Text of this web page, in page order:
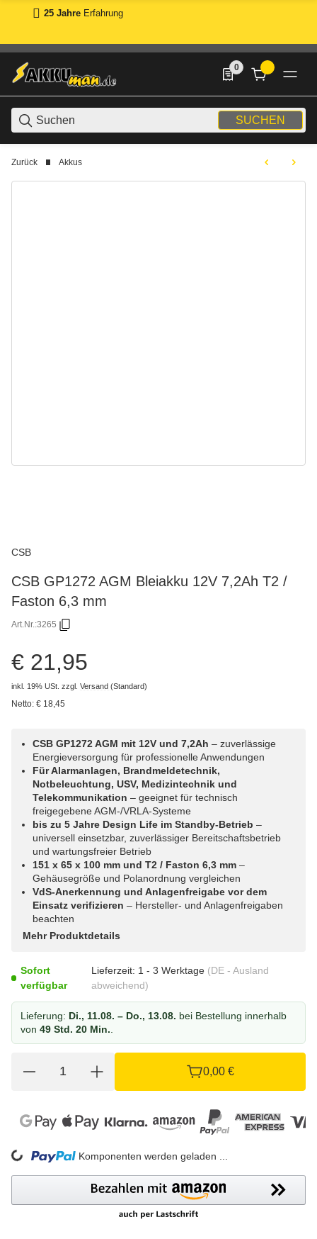
25 Jahre Erfahrung
SUCHEN
0
0 Produkte in der
Zurück Akkus
CSB
CSB GP1272 AGM Bleiakku 12V 7,2Ah T2 /
Faston 6,3 mm
Art.Nr.:3265
€ 21,95
inkl. 19% USt. zzgl. Versand (Standard)
Netto: € 18,45
CSB GP1272 AGM mit 12V und 7,2Ah – zuverlässige
Energieversorgung für professionelle Anwendungen
Für Alarmanlagen, Brandmeldetechnik,
Notbeleuchtung, USV, Medizintechnik und
Telekommunikation – geeignet für technisch
freigegebene AGM-/VRLA-Systeme
bis zu 5 Jahre Design Life im Standby-Betrieb –
universell einsetzbar, zuverlässiger Bereitschaftsbetrieb
und wartungsfreier Betrieb
151 x 65 x 100 mm und T2 / Faston 6,3 mm –
Gehäusegröße und Polanordnung vergleichen
VdS-Anerkennung und Anlagenfreigabe vor dem
Einsatz verifizieren – Hersteller- und Anlagenfreigaben
beachten
Mehr Produktdetails
Sofort
verfügbar
Lieferzeit: 1 - 3 Werktage (DE - Ausland
abweichend)
Lieferung: Di., 11.08. – Do., 13.08. bei Bestellung innerhalb
von 49 Std. 20 Min.
0,00 €
Loading... Komponenten werden geladen ...